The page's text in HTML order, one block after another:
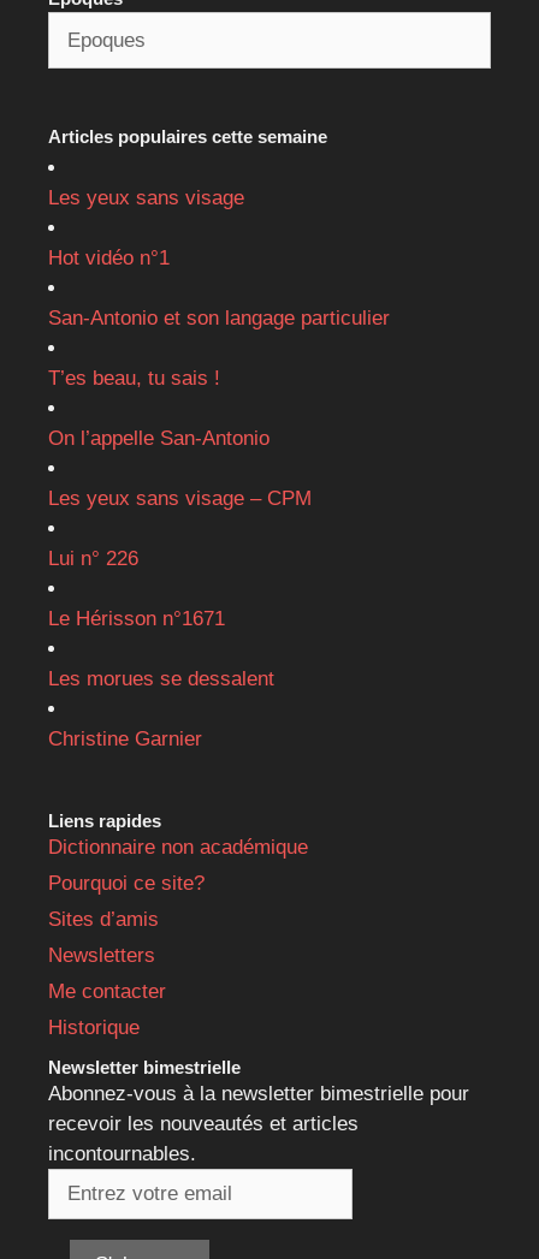
Articles populaires cette semaine
Les yeux sans visage
Hot vidéo n°1
San-Antonio et son langage particulier
T’es beau, tu sais !
On l’appelle San-Antonio
Les yeux sans visage – CPM
Lui n° 226
Le Hérisson n°1671
Les morues se dessalent
Christine Garnier
Liens rapides
Dictionnaire non académique
Pourquoi ce site?
Sites d’amis
Newsletters
Me contacter
Historique
Newsletter bimestrielle
Abonnez-vous à la newsletter bimestrielle pour
recevoir les nouveautés et articles
incontournables.